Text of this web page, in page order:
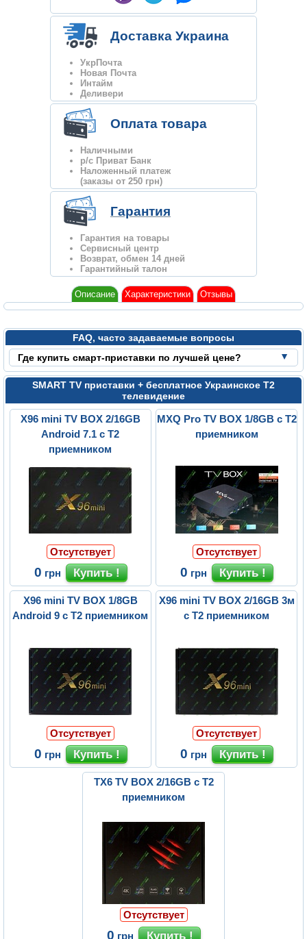
Доставка Украина
УкрПочта
Новая Почта
Интайм
Деливери
Оплата товара
Наличными
р/с Приват Банк
Наложенный платеж
(заказы от 250 грн)
Гарантия
Гарантия на товары
Сервисный центр
Возврат, обмен 14 дней
Гарантийный талон
Описание Характеристики Отзывы
FAQ, часто задаваемые вопросы
Где купить смарт-приставки по лучшей цене?
SMART TV приставки + бесплатное Украинское Т2
телевидение
X96 mini TV BOX 2/16GB
Android 7.1 с Т2
приемником
Отсутствует
0 грн
MXQ Pro TV BOX 1/8GB с Т2
приемником
Отсутствует
0 грн
X96 mini TV BOX 1/8GB
Android 9 с Т2 приемником
Отсутствует
0 грн
X96 mini TV BOX 2/16GB 3м
с Т2 приемником
Отсутствует
0 грн
TX6 TV BOX 2/16GB с Т2
приемником
Отсутствует
0 грн